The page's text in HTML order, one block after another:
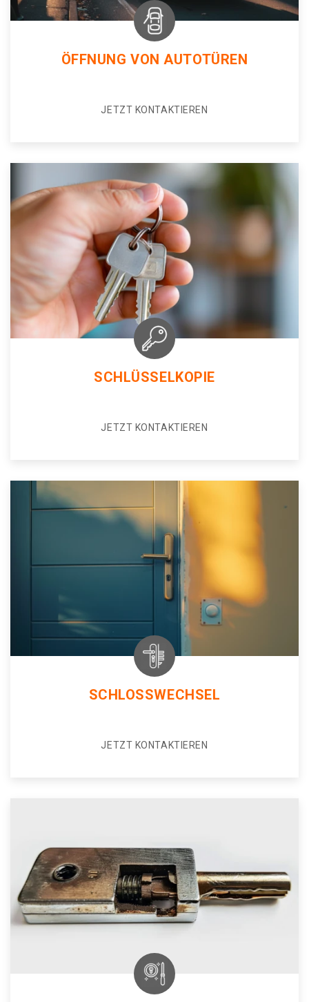
ÖFFNUNG VON AUTOTÜREN
JETZT KONTAKTIEREN
SCHLÜSSELKOPIE
JETZT KONTAKTIEREN
SCHLOSSWECHSEL
JETZT KONTAKTIEREN